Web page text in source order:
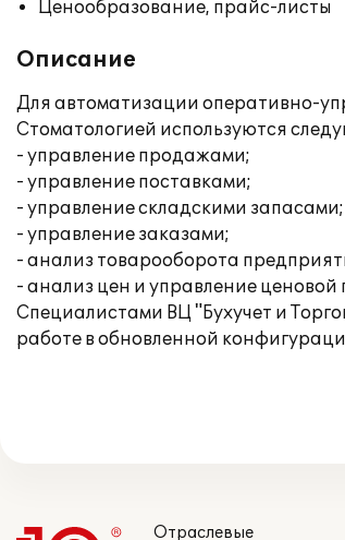
Ценообразование, прайс-листы
Описание
Для автоматизации оперативно-
Стоматологией используются
- управление продажами;
- управление поставками;
- управление складскими запасами;
- управление заказами;
- анализ товарооборота
- анализ цен и управление ценовой
Специалистами ВЦ "Бухучет и
работе в обновленной
Отраслевые